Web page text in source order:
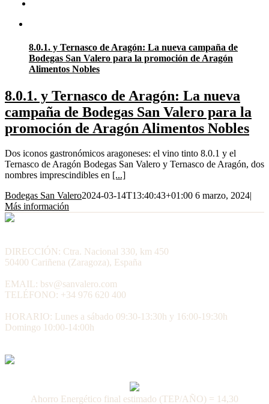
8.0.1. y Ternasco de Aragón: La nueva campaña de
Bodegas San Valero para la promoción de Aragón
Alimentos Nobles
8.0.1. y Ternasco de Aragón: La nueva
campaña de Bodegas San Valero para la
promoción de Aragón Alimentos Nobles
Dos iconos gastronómicos aragoneses: el vino tinto 8.0.1 y el
Ternasco de Aragón Bodegas San Valero y Ternasco de Aragón, dos
nombres imprescindibles en [...]
Bodegas San Valero2024-03-14T13:40:43+01:00 6 marzo, 2024|
Más información
DIRECCIÓN: Ctra. Nacional 330, km 450
50400 Cariñena (Zaragoza), España
EMAIL: bsv@sanvalero.com
TELÉFONO: +34 976 620 400
HORARIO: Lunes a sábado 09:30-13:30h y 16:00-19:30h
Domingo 10:00-14:00h
Ahorro Energético final estimado (TEP/AÑO) = 14,30